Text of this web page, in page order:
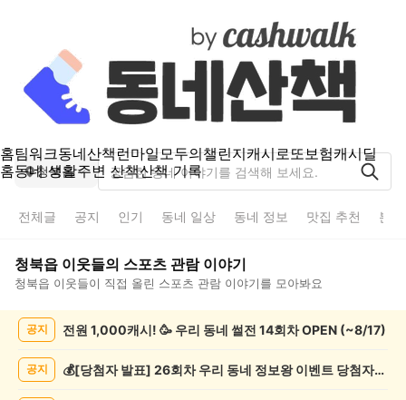
홈팀워크동네산책런마일모두의챌린지캐시로또보험캐시딜
홈동네 생활주변 산책산책 기록
청북읍
전체글 공지 인기 동네 일상 동네 정보 맛집 추천 분
청북읍 이웃들의 스포츠 관람이야기
청북읍 이웃들이 직접 올린 스포츠 관람 이야기를 모아봐요
공지 전원 1,000캐시! 🥳 우리 동네 썰전 14회차 OPEN (~8/17)
공지 💰[당첨자 발표] 26회차 우리 동네 정보왕 이벤트 당첨자를 발표합니다!